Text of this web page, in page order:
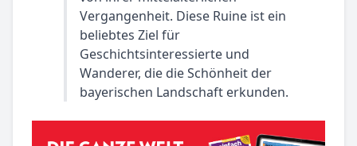
Vergangenheit. Diese Ruine ist ein
beliebtes Ziel für
Geschichtsinteressierte und
Wanderer, die die Schönheit der
bayerischen Landschaft erkunden.